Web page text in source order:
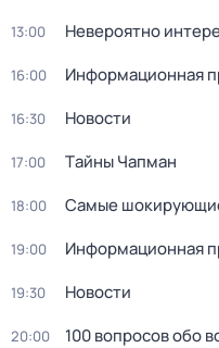
13:00 Невероятно
16:00 Информационная
16:30 Новости
17:00 Тaйны Чапман
18:00 Самые
19:00 Информационная
19:30 Новости
20:00 100 вопросов обо